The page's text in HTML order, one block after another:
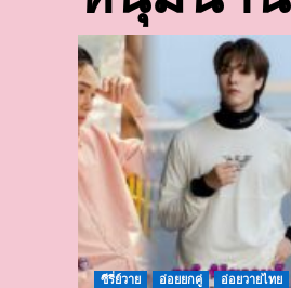
ซีรี่ย์วาย อ่อยยกคู่ อ่อยวายไทย